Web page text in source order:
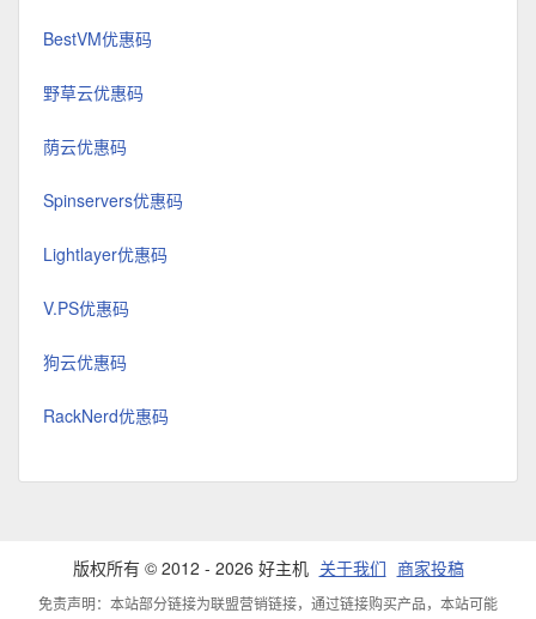
BestVM优惠码
野草云优惠码
荫云优惠码
Spinservers优惠码
Lightlayer优惠码
V.PS优惠码
狗云优惠码
RackNerd优惠码
版权所有 © 2012 - 2026 好主机 关于我们 商家投稿
免责声明：本站部分链接为联盟营销链接，通过链接购买产品，本站可能